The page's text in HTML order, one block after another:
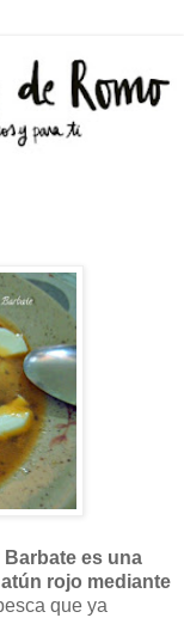
Barbate es una
rojo mediante
que ya